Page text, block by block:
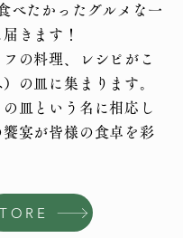
べたかったグルメな一
きます！
の料理、レシピがこ
の皿に集まります。
皿という名に相応し
饗宴が皆様の食卓を彩